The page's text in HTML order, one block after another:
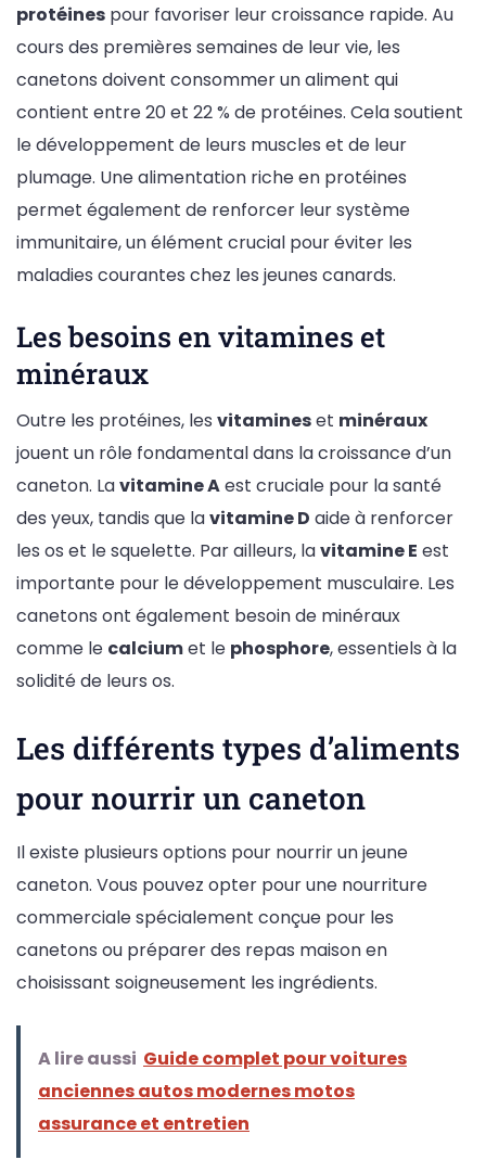
protéines pour favoriser leur croissance rapide. Au
cours des premières semaines de leur vie, les
canetons doivent consommer un aliment qui
contient entre 20 et 22 % de protéines. Cela soutient
le développement de leurs muscles et de leur
plumage. Une alimentation riche en protéines
permet également de renforcer leur système
immunitaire, un élément crucial pour éviter les
maladies courantes chez les jeunes canards.
Les besoins en vitamines et
minéraux
Outre les protéines, les vitamineset minéraux
jouent un rôle fondamental dans la croissance d’un
caneton. Lavitamine Aest cruciale pour la santé
des yeux, tandis que lavitamine D aide à renforcer
les os et le squelette. Par ailleurs, lavitamine E est
importante pour le développement musculaire. Les
canetons ont également besoin de minéraux
comme le calciumet le phosphore, essentiels à la
solidité de leurs os.
Les différents types d’aliments
pour nourrir un caneton
Il existe plusieurs options pour nourrir un jeune
caneton. Vous pouvez opter pour une nourriture
commerciale spécialement conçue pour les
canetons ou préparer des repas maison en
choisissant soigneusement les ingrédients.
A lire aussi Guide complet pour voitures
anciennes autos modernes motos
assurance et entretien